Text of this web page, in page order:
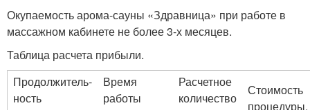
Окупаемость арома-сауны «Здравница» при работе в
массажном кабинете не более 3-х месяцев.
Таблица расчета прибыли.
Продолжитель-
ность
Время
работы
Расчетное
количество
Стоимость
процедуры,